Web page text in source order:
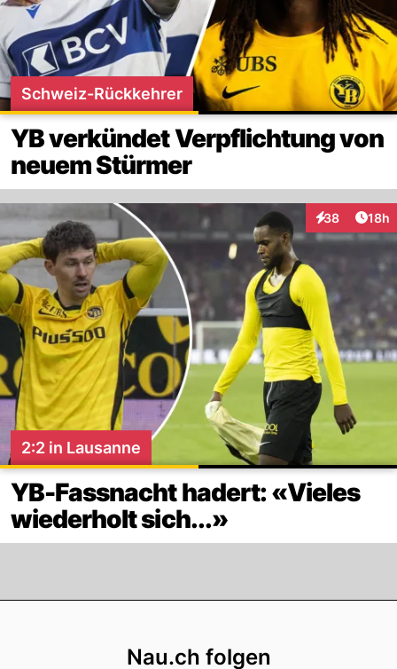
Schweiz-Rückkehrer
YB verkündet Verpflichtung von
neuem Stürmer
38
Interaktionen
18h
2:2 in Lausanne
YB-Fassnacht hadert: «Vieles
wiederholt sich...»
Nau.ch folgen